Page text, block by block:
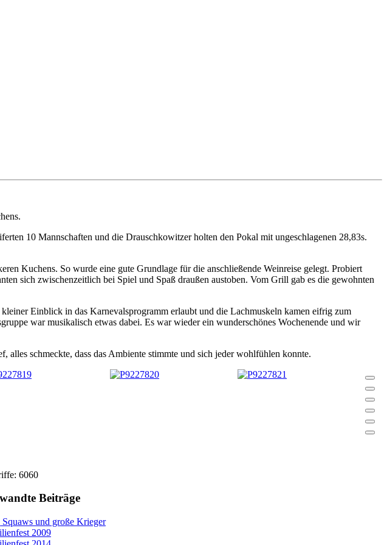
10 Mannschaften und die Drauschkowitzer holten den Pokal mit ungeschlagenen 28,83s.
Kuchens. So wurde eine gute Grundlage für die anschließende Weinreise gelegt. Probiert
sich zwischenzeitlich bei Spiel und Spaß draußen austoben. Vom Grill gab es die gewohnten
Einblick in das Karnevalsprogramm erlaubt und die Lachmuskeln kamen eifrig zum
war musikalisch etwas dabei. Es war wieder ein wunderschönes Wochenende und wir
schmeckte, dass das Ambiente stimmte und sich jeder wohlfühlen konnte.
6060
Beiträge
und große Krieger
2009